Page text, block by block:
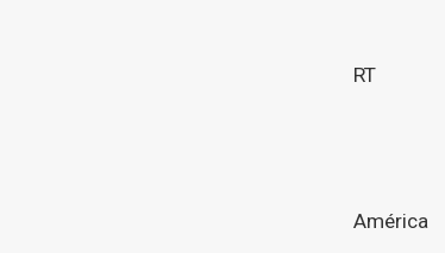
RT
América